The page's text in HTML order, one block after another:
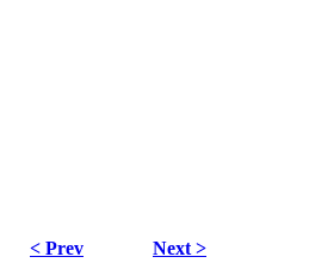
< Prev
Next >